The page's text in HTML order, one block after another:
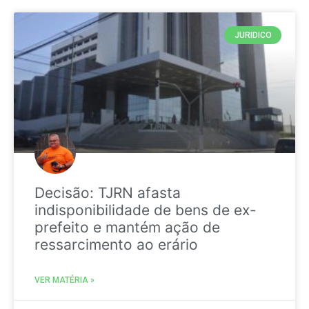
JURIDICO
Decisão: TJRN afasta
indisponibilidade de bens de ex-
prefeito e mantém ação de
ressarcimento ao erário
VER MATÉRIA »